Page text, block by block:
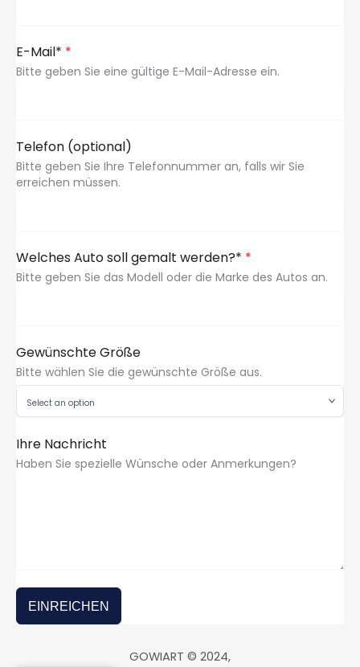
E-Mail* *
Bitte geben Sie eine gültige E-Mail-Adresse ein.
Telefon (optional)
Bitte geben Sie Ihre Telefonnummer an, falls wir Sie
erreichen müssen.
Welches Auto soll gemalt werden?* *
Bitte geben Sie das Modell oder die Marke des Autos an.
Gewünschte Größe
Bitte wählen Sie die gewünschte Größe aus.
Ihre Nachricht
Haben Sie spezielle Wünsche oder Anmerkungen?
EINREICHEN
GOWIART © 2024,